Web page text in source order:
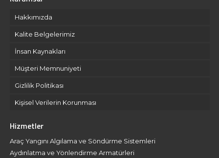
Hakkımızda
Kalite Belgelerimiz
İnsan Kaynakları
Müşteri Memnuniyeti
Gizlilik Politikası
Kişisel Verilerin Korunması
Hizmetler
Araç Yangını Algılama ve Söndürme Sistemleri
Aydınlatma ve Yönlendirme Armatürleri